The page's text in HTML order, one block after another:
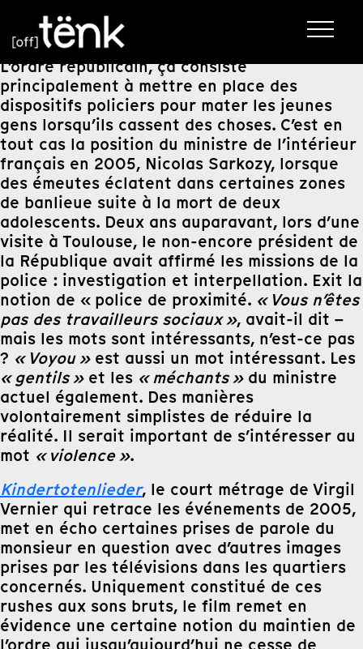
L’ordre républicain, ça consiste
principalement à mettre en place des
dispositifs policiers pour mater les jeunes
gens lorsqu’ils cassent des choses. C’est en
tout cas la position du ministre de l’intérieur
français en 2005, Nicolas Sarkozy, lorsque
des émeutes éclatent dans certaines zones
de banlieue suite à la mort de deux
adolescents. Deux ans auparavant, lors d’une
visite à Toulouse, le non-encore président de
la République avait affirmé les missions de la
police : investigation et interpellation. Exit la
notion de « police de proximité. « Vous n’êtes
pas des travailleurs sociaux », avait-il dit –
mais les mots sont intéressants, n’est-ce pas
? « Voyou »est aussi un mot intéressant. Les
« gentils »et les « méchants »du ministre
actuel également. Des manières
volontairement simplistes de réduire la
réalité. Il serait important de s’intéresser au
mot « violence ».
Kindertotenlieder, le court métrage de Virgil
Vernier qui retrace les événements de 2005,
met en écho certaines prises de parole du
monsieur en question avec d’autres images
prises par les télévisions dans les quartiers
concernés. Uniquement constitué de ces
rushes aux sons bruts, le film remet en
évidence une certaine notion du maintien de